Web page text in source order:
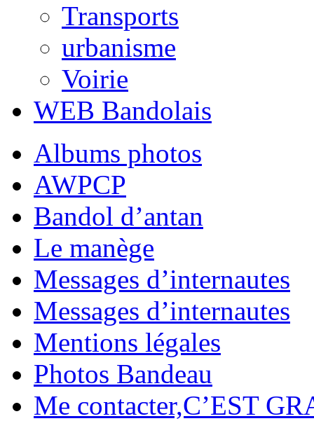
Transports
urbanisme
Voirie
WEB Bandolais
Albums photos
AWPCP
Bandol d’antan
Le manège
Messages d’internautes
Messages d’internautes
Mentions légales
Photos Bandeau
Me contacter,C’EST